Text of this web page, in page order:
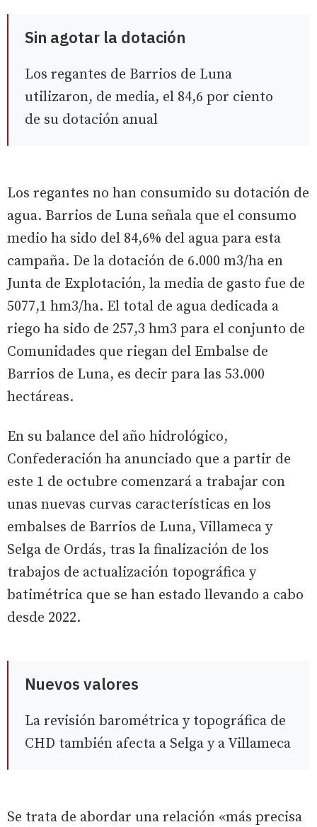
Sin agotar la dotación
Los regantes de Barrios de Luna
utilizaron, de media, el 84,6 por ciento
de su dotación anual
Los regantes no han consumido su dotación de
agua. Barrios de Luna señala que el consumo
medio ha sido del 84,6% del agua para esta
campaña. De la dotación de 6.000 m3/ha en
Junta de Explotación, la media de gasto fue de
5077,1 hm3/ha. El total de agua dedicada a
riego ha sido de 257,3 hm3 para el conjunto de
Comunidades que riegan del Embalse de
Barrios de Luna, es decir para las 53.000
hectáreas.
En su balance del año hidrológico,
Confederación ha anunciado que a partir de
este 1 de octubre comenzará a trabajar con
unas nuevas curvas características en los
embalses de Barrios de Luna, Villameca y
Selga de Ordás, tras la finalización de los
trabajos de actualización topográfica y
batimétrica que se han estado llevando a cabo
desde 2022.
Nuevos valores
La revisión barométrica y topográfica de
CHD también afecta a Selga y a Villameca
Se trata de abordar una relación «más precisa